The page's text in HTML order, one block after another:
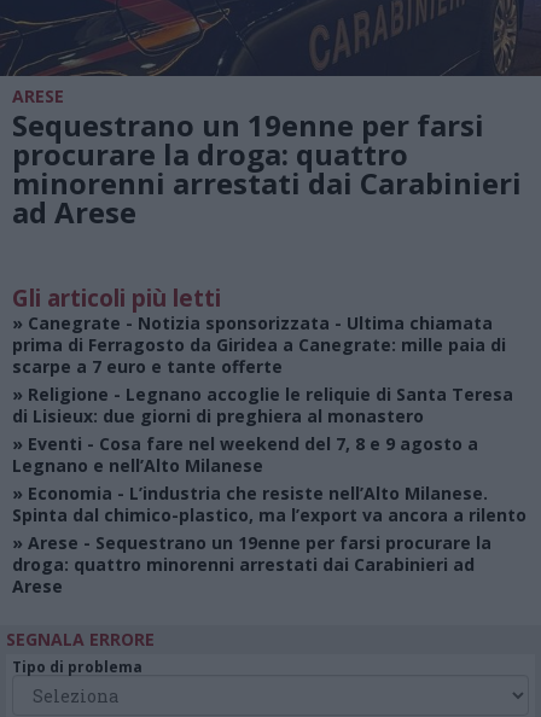
ARESE
Sequestrano un 19enne per farsi
procurare la droga: quattro
minorenni arrestati dai Carabinieri
ad Arese
Gli articoli più letti
» Canegrate - Notizia sponsorizzata - Ultima chiamata
prima di Ferragosto da Giridea a Canegrate: mille paia di
scarpe a 7 euro e tante offerte
» Religione - Legnano accoglie le reliquie di Santa Teresa
di Lisieux: due giorni di preghiera al monastero
» Eventi - Cosa fare nel weekend del 7, 8 e 9 agosto a
Legnano e nell’Alto Milanese
» Economia - L’industria che resiste nell’Alto Milanese.
Spinta dal chimico-plastico, ma l’export va ancora a rilento
» Arese - Sequestrano un 19enne per farsi procurare la
droga: quattro minorenni arrestati dai Carabinieri ad
Arese
SEGNALA ERRORE
Tipo di problema